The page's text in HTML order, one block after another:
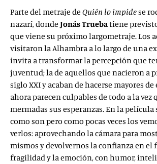
Parte del metraje de Quién lo impidese
nazarí, donde Jonás Truebatiene
que viene su próximo largometraje. Los
visitaron la Alhambra a lo largo de una
invita a transformar la percepción que
juventud; la de aquellos que nacieron a
siglo XXI y acaban de hacerse mayores de
ahora parecen culpables de todo a la vez
mermadas sus esperanzas. En la
como son pero como pocas veces los
verlos: aprovechando la cámara para
mismos y devolvernos la confianza en el
fragilidad y la emoción, con humor,